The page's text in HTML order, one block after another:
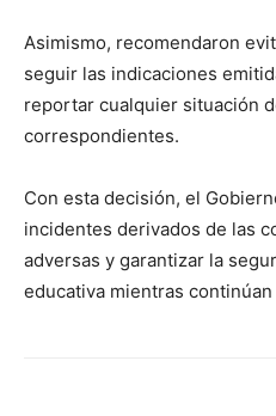
Asimismo, recomendaron
seguir las indicaciones
reportar cualquier situación
correspondientes.
Con esta decisión, el
incidentes derivados de las
adversas y garantizar la
educativa mientras